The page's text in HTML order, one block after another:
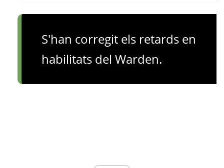
S'han corregit els retards en
habilitats del Warden.